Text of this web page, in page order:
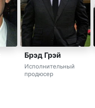
Брэд Грэй
Исполнительный
продюсер